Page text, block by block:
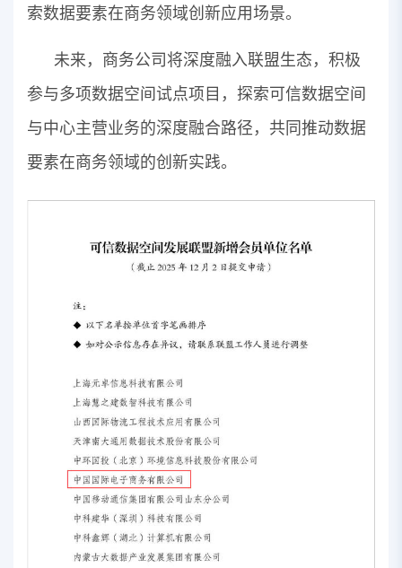
索数据要素在商务领域创新应用场景。
未来，商务公司将深度融入联盟生态，积极
参与多项数据空间试点项目，探索可信数据空间
与中心主营业务的深度融合路径，共同推动数据
要素在商务领域的创新实践。